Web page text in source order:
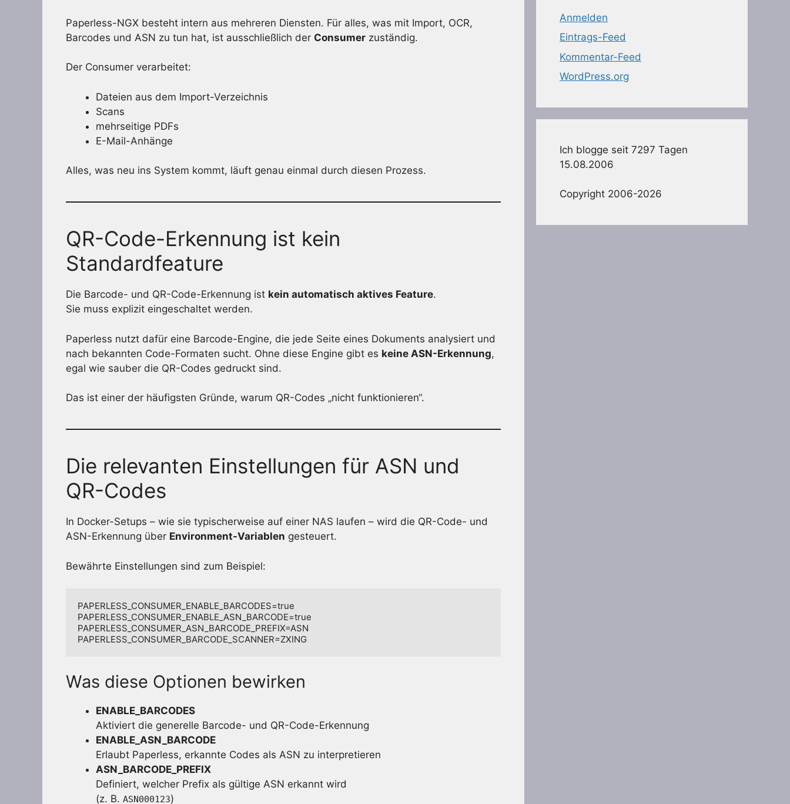
Paperless-NGX besteht intern aus mehreren Diensten. Für alles, was mit Import, OCR,
Barcodes und ASN zu tun hat, ist ausschließlich der Consumer zuständig.
Der Consumer verarbeitet:
Dateien aus dem Import-Verzeichnis
Scans
mehrseitige PDFs
E-Mail-Anhänge
Alles, was neu ins System kommt, läuft genau einmal durch diesen Prozess.
QR-Code-Erkennung ist kein
Standardfeature
Die Barcode- und QR-Code-Erkennung ist kein automatisch aktives Feature.
Sie muss explizit eingeschaltet werden.
Paperless nutzt dafür eine Barcode-Engine, die jede Seite eines Dokuments analysiert und
nach bekannten Code-Formaten sucht. Ohne diese Engine gibt es keine ASN-Erkennung,
egal wie sauber die QR-Codes gedruckt sind.
Das ist einer der häufigsten Gründe, warum QR-Codes „nicht funktionieren“.
Die relevanten Einstellungen für ASN und
QR-Codes
In Docker-Setups – wie sie typischerweise auf einer NAS laufen – wird die QR-Code- und
ASN-Erkennung über Environment-Variablen gesteuert.
Bewährte Einstellungen sind zum Beispiel:
PAPERLESS_CONSUMER_ENABLE_BARCODES=true
PAPERLESS_CONSUMER_ENABLE_ASN_BARCODE=true
PAPERLESS_CONSUMER_ASN_BARCODE_PREFIX=ASN
PAPERLESS_CONSUMER_BARCODE_SCANNER=ZXING
Was diese Optionen bewirken
ENABLE_BARCODES
Aktiviert die generelle Barcode- und QR-Code-Erkennung
ENABLE_ASN_BARCODE
Erlaubt Paperless, erkannte Codes als ASN zu interpretieren
ASN_BARCODE_PREFIX
Definiert, welcher Prefix als gültige ASN erkannt wird
(z. B. ASN000123)
Anmelden
Eintrags-Feed
Kommentar-Feed
WordPress.org
Ich blogge seit 7297 Tagen
15.08.2006
Copyright 2006-2026